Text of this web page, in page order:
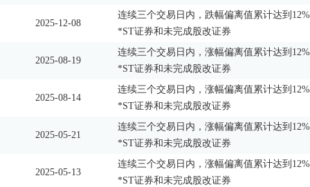
2025-12-08
连续三个交易日内，跌幅偏离值累计达到
*ST证券和未完成股改证券
2025-08-19
连续三个交易日内，涨幅偏离值累计达到
*ST证券和未完成股改证券
2025-08-14
连续三个交易日内，涨幅偏离值累计达到
*ST证券和未完成股改证券
2025-05-21
连续三个交易日内，涨幅偏离值累计达到
*ST证券和未完成股改证券
2025-05-13
连续三个交易日内，涨幅偏离值累计达到
*ST证券和未完成股改证券